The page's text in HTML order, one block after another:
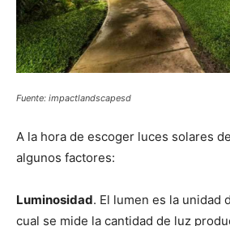
Fuente: impactlandscapesd
A la hora de escoger luces solares
algunos factores:
Luminosidad. El lumen es la unidad
cual se mide la cantidad de luz